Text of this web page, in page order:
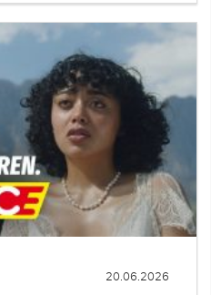
20.06.2026